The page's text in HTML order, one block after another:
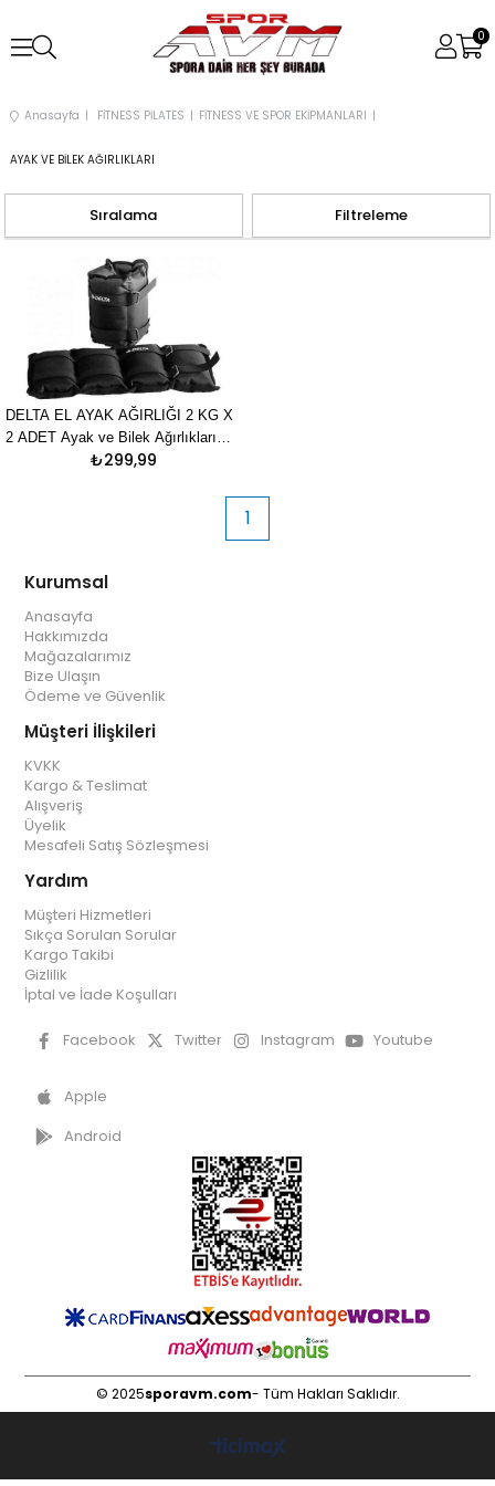
0
Anasayfa FİTNESS PİLATES FİTNESS VE SPOR EKİPMANLARI
AYAK VE BİLEK AĞIRLIKLARI
Filtreleme
Sıralama
DELTA EL AYAK AĞIRLIĞI 2 KG X
2 ADET Ayak ve Bilek Ağırlıkları
₺299,99
1
Kurumsal
Anasayfa
Hakkımızda
Mağazalarımız
Bize Ulaşın
Ödeme ve Güvenlik
Müşteri İlişkileri
KVKK
Kargo & Teslimat
Alışveriş
Üyelik
Mesafeli Satış Sözleşmesi
Yardım
Müşteri Hizmetleri
Sıkça Sorulan Sorular
Kargo Takibi
Gizlilik
İptal ve İade Koşulları
Facebook Twitter Instagram Youtube
Apple
Android
© 2025sporavm.com- Tüm Hakları Saklıdır.